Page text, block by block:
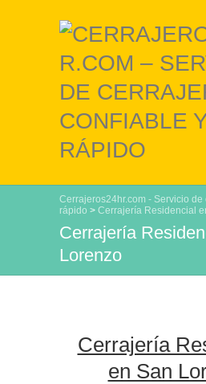
Cerrajeros24hr.com - Servicio
rápido > Cerrajería Residencial
Cerrajería
Lorenzo
Cerrajería
en San